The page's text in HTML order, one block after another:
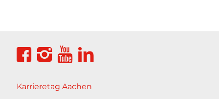
Karrieretag Aachen